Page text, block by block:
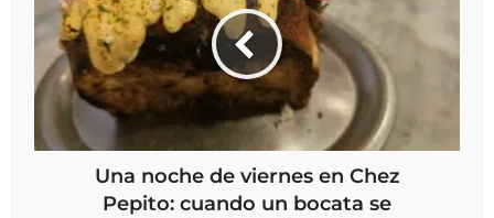
Una noche de viernes en Chez
Pepito: cuando un bocata se